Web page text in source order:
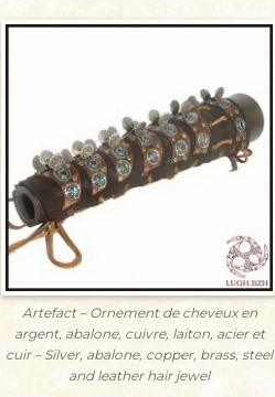
Artefact – Ornement de cheveux en
argent, abalone, cuivre, laiton, acier et
cuir – Silver, abalone, copper, brass, steel
and leather hair jewel